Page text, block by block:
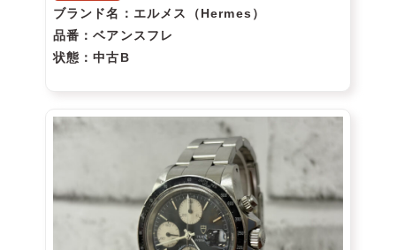
ブランド名 ：エルメス（Hermes）
品番 ：ベアンスフレ
状態 ：中古B